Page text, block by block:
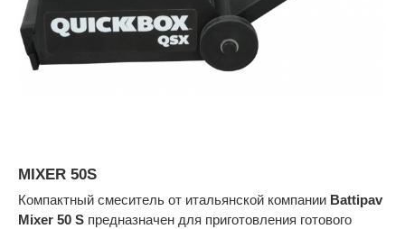
MIXER 50S
Компактный смеситель от итальянской компании Battipav
Mixer 50 S предназначен для приготовления готового